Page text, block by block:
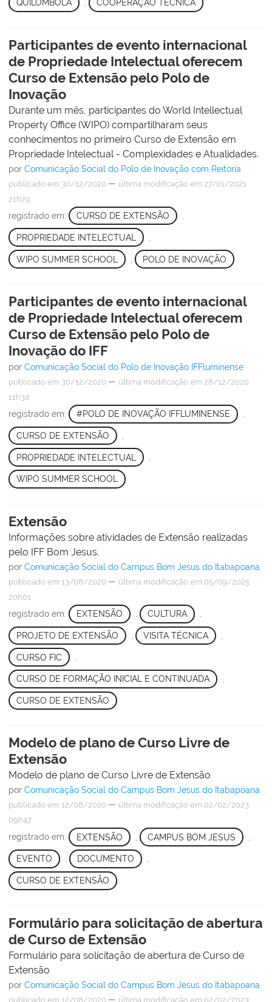
QUILOMBOLA , COOPERAÇÃO TÉCNICA
Participantes de evento internacional
de Propriedade Intelectual oferecem
Curso de Extensão pelo Polo de
Inovação
Durante um mês, participantes do World Intellectual
Property Office (WIPO) compartilharam seus
conhecimentos no primeiro Curso de Extensão em
Propriedade Intelectual - Complexidades e Atualidades.
por Comunicação Social do Polo de Inovação com Reitoria
publicado em 30/12/2020 — última modificação em 27/01/2021
21h29
registrado em: CURSO DE EXTENSÃO
PROPRIEDADE INTELECTUAL
WIPO SUMMER SCHOOL POLO DE INOVAÇÃO
Participantes de evento internacional
de Propriedade Intelectual oferecem
Curso de Extensão pelo Polo de
Inovação do IFF
por Comunicação Social do Polo de Inovação IFFluminense
publicado em 30/12/2020 — última modificação em 28/12/2020
11h34
registrado em: #POLO DE INOVAÇÃO IFFLUMINENSE ,
CURSO DE EXTENSÃO
PROPRIEDADE INTELECTUAL
WIPO SUMMER SCHOOL
Extensão
Informações sobre atividades de Extensão realizadas
pelo IFF Bom Jesus.
por Comunicação Social do Campus Bom Jesus do Itabapoana
publicado em 13/08/2020 — última modificação em 05/09/2025
20h01
registrado em: EXTENSÃO CULTURA
PROJETO DE EXTENSÃO VISITA TÉCNICA
CURSO FIC
CURSO DE FORMAÇÃO INICIAL E CONTINUADA ,
CURSO DE EXTENSÃO
Modelo de plano de Curso Livre de
Extensão
Modelo de plano de Curso Livre de Extensão
por Comunicação Social do Campus Bom Jesus do Itabapoana
publicado em 12/08/2020 — última modificação em 02/02/2023
09h47
registrado em: EXTENSÃO CAMPUS BOM JESUS
EVENTO , DOCUMENTO ,
CURSO DE EXTENSÃO
Formulário para solicitação de abertura
de Curso de Extensão
Formulário para solicitação de abertura de Curso de
Extensão
por Comunicação Social do Campus Bom Jesus do Itabapoana
publicado em 12/08/2020 — última modificação em 02/02/2023